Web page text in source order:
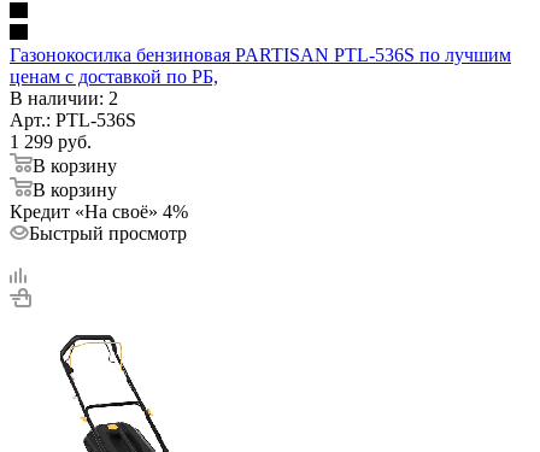
Газонокосилка бензиновая PARTISAN PTL-536S по лучшим
ценам с доставкой по РБ,
В наличии: 2
Арт.: PTL-536S
1 299 руб.
В корзину
В корзину
Кредит «На своё» 4%
Быстрый просмотр